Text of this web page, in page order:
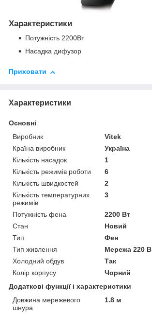
Характеристики
Потужність 2200Вт
Насадка дифузор
Приховати
Характеристики
Основні
Виробник
Vitek
Країна виробник
Україна
Кількість насадок
1
Кількість режимів роботи
6
Кількість швидкостей
2
Кількість температурних
режимів
3
Потужність фена
2200 Вт
Стан
Новий
Тип
Фен
Тип живлення
Мережа 220 В
Холодний обдув
Так
Колір корпусу
Чорний
Додаткові функції і характеристики
Довжина мережевого
шнура
1.8 м